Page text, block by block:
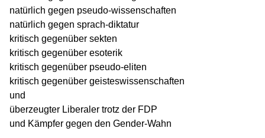
natürlich gegen pseudo-wissenschaften
natürlich gegen sprach-diktatur
kritisch gegenüber sekten
kritisch gegenüber esoterik
kritisch gegenüber pseudo-eliten
kritisch gegenüber geisteswissenschaften
und
überzeugter Liberaler trotz der FDP
und Kämpfer gegen den Gender-Wahn